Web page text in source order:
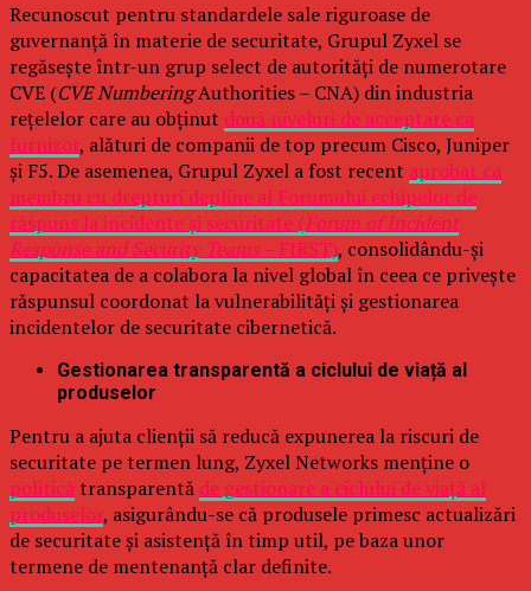
Recunoscut pentru standardele sale riguroase de
guvernanță în materie de securitate, Grupul Zyxel se
regăsește într-un grup select de autorități de numerotare
CVE (CVE NumberingAuthorities – CNA) din industria
rețelelor care au obținut două niveluri de acceptare ca
furnizor, alături de companii de top precum Cisco, Juniper
și F5. De asemenea, Grupul Zyxel a fost recent aprobat ca
membru cu drepturi depline al Forumului echipelor de
răspuns la incidente și securitate (Forum of Incident
Response and Security Teams –FIRST), consolidându-și
capacitatea de a colabora la nivel global în ceea ce privește
răspunsul coordonat la vulnerabilități și gestionarea
incidentelor de securitate cibernetică.
Gestionarea transparentă a ciclului de viață al
produselor
Pentru a ajuta clienții să reducă expunerea la riscuri de
securitate pe termen lung, Zyxel Networks menține o
politică transparentă de gestionare a ciclului de viață al
produselor, asigurându-se că produsele primesc actualizări
de securitate și asistență în timp util, pe baza unor
termene de mentenanță clar definite.